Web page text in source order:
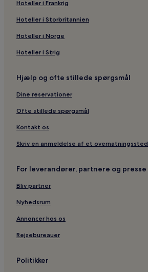
Hoteller i Frankrig
Hoteller i Storbritannien
Hoteller i Norge
Hoteller i Strig
Hjælp og ofte stillede spørgsmål
Dine reservationer
Ofte stillede spørgsmål
Kontakt os
Skriv en anmeldelse af et overnatningssted
For leverandører, partnere og presse
Bliv partner
Nyhedsrum
Annoncer hos os
Rejsebureauer
Politikker